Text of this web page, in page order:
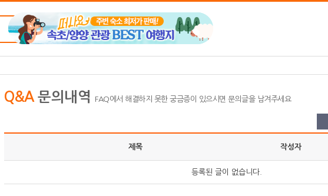
Q&A문의내역 FAQ에서 해결하지 못한 궁금증이 있으시면 문의글을 남겨주세요
제목 작성자
등록된 글이 없습니다.